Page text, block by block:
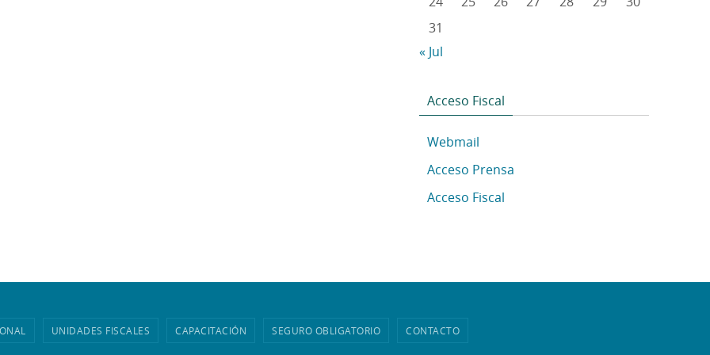
31
« Jul
Acceso Fiscal
Webmail
Acceso Prensa
Acceso Fiscal
UNIDADES FISCALES CAPACITACIÓN SEGURO OBLIGATORIO CONTACTO